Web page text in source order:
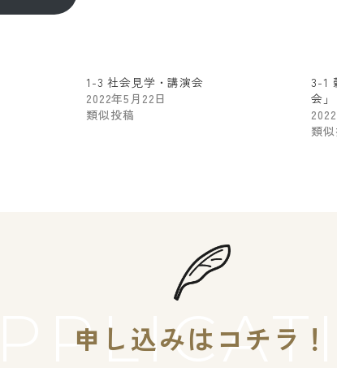
1-3 社会見学・講演会
2022年5月22日
類似投稿
3-1
会」
類
申し込みはコチラ！